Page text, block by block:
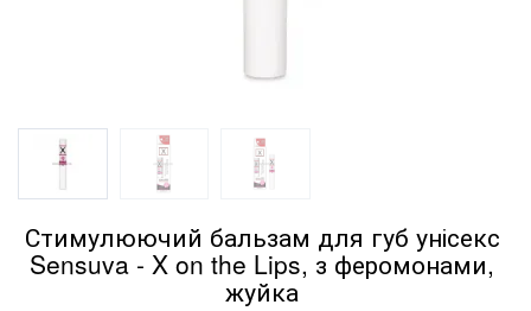
Стимулюючий бальзам для губ унісекс
Sensuva - X on the Lips, з феромонами,
жуйка